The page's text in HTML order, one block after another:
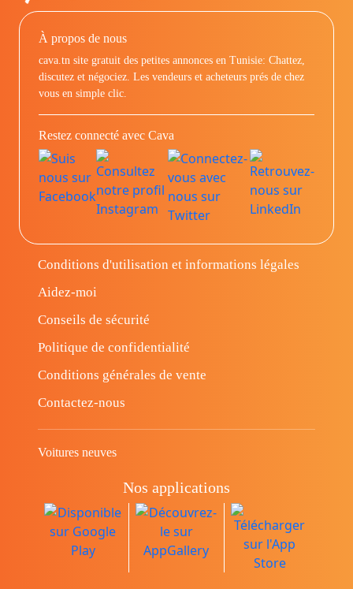
À propos de nous
cava.tn site gratuit des petites annonces en Tunisie: Chattez,
discutez et négociez. Les vendeurs et acheteurs prés de chez
vous en simple clic.
Restez connecté avec Cava
Conditions d'utilisation et informations légales
Aidez-moi
Conseils de sécurité
Politique de confidentialité
Conditions générales de vente
Contactez-nous
Voitures neuves
Nos applications